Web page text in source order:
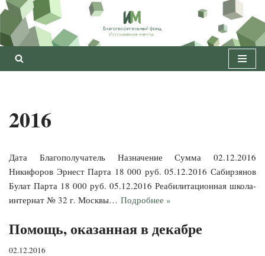
Перейти
к
содержимому
2016
Дата Благополучатель Назначение Сумма 02.12.2016
Никифоров Эрнест Парта 18 000 руб. 05.12.2016 Сабирзянов
Булат Парта 18 000 руб. 05.12.2016 Реабилитационная школа-
интернат № 32 г. Москвы… Подробнее »
Помощь, оказанная в декабре
02.12.2016